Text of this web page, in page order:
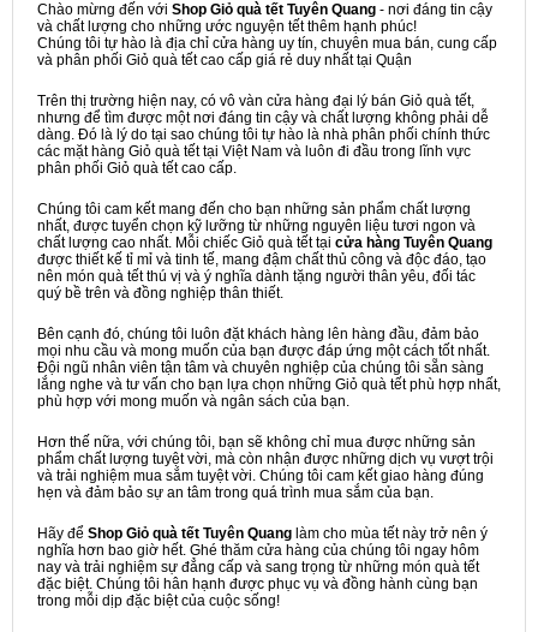
Chào mừng đến với Shop Giỏ quà tết Tuyên Quang - nơi đáng tin cậy
và chất lượng cho những ước nguyện tết thêm hạnh phúc!
Chúng tôi tự hào là địa chỉ cửa hàng uy tín, chuyên mua bán, cung cấp
và phân phối Giỏ quà tết cao cấp giá rẻ duy nhất tại Quận
Trên thị trường hiện nay, có vô vàn cửa hàng đại lý bán Giỏ quà tết,
nhưng để tìm được một nơi đáng tin cậy và chất lượng không phải dễ
dàng. Đó là lý do tại sao chúng tôi tự hào là nhà phân phối chính thức
các mặt hàng Giỏ quà tết tại Việt Nam và luôn đi đầu trong lĩnh vực
phân phối Giỏ quà tết cao cấp.
Chúng tôi cam kết mang đến cho bạn những sản phẩm chất lượng
nhất, được tuyển chọn kỹ lưỡng từ những nguyên liệu tươi ngon và
chất lượng cao nhất. Mỗi chiếc Giỏ quà tết tại cửa hàng Tuyên Quang
được thiết kế tỉ mỉ và tinh tế, mang đậm chất thủ công và độc đáo, tạo
nên món quà tết thú vị và ý nghĩa dành tặng người thân yêu, đối tác
quý bề trên và đồng nghiệp thân thiết.
Bên cạnh đó, chúng tôi luôn đặt khách hàng lên hàng đầu, đảm bảo
mọi nhu cầu và mong muốn của bạn được đáp ứng một cách tốt nhất.
Đội ngũ nhân viên tận tâm và chuyên nghiệp của chúng tôi sẵn sàng
lắng nghe và tư vấn cho bạn lựa chọn những Giỏ quà tết phù hợp nhất,
phù hợp với mong muốn và ngân sách của bạn.
Hơn thế nữa, với chúng tôi, bạn sẽ không chỉ mua được những sản
phẩm chất lượng tuyệt vời, mà còn nhận được những dịch vụ vượt trội
và trải nghiệm mua sắm tuyệt vời. Chúng tôi cam kết giao hàng đúng
hẹn và đảm bảo sự an tâm trong quá trình mua sắm của bạn.
Hãy để Shop Giỏ quà tết Tuyên Quang làm cho mùa tết này trở nên ý
nghĩa hơn bao giờ hết. Ghé thăm cửa hàng của chúng tôi ngay hôm
nay và trải nghiệm sự đẳng cấp và sang trọng từ những món quà tết
đặc biệt. Chúng tôi hân hạnh được phục vụ và đồng hành cùng bạn
trong mỗi dịp đặc biệt của cuộc sống!